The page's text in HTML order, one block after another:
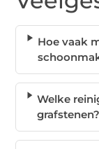
Hoe vaak
Welke
grafstenen?